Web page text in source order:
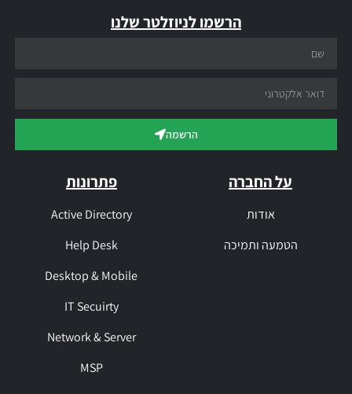
פתרונות
Active Directory
Help Desk
Desktop & Mobile
IT Secuirty
Network & Server
MSP
על החברה
אודות
הטמעה ותמיכה
הרשמו לניוזלטר שלנו
הרשמה